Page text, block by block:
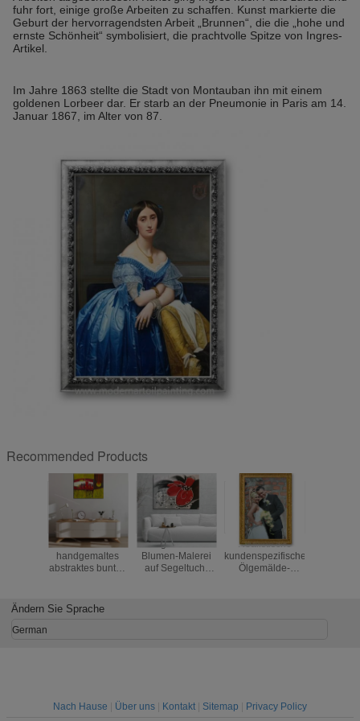
fuhr fort, einige große Arbeiten zu schaffen. Kunst markierte die
Geburt der hervorragendsten Arbeit „Brunnen“, die die „hohe und
ernste Schönheit“ symbolisiert, die prachtvolle Spitze von Ingres-
Artikel.
Im Jahre 1863 stellte die Stadt von Montauban ihn mit einem
goldenen Lorbeer dar. Er starb an der Pneumonie in Paris am 14.
Januar 1867, im Alter von 87.
Recommended Products
100%
handgemaltes
abstraktes buntes
moderner
Landschaftswand-
Handgemalte rote
Blumen-Malerei
auf Segeltuch-
Realistische
kundenspezifische
Ölgemälde-
Ändern Sie Sprache
German
Nach Hause Über uns Kontakt Sitemap Privacy Policy